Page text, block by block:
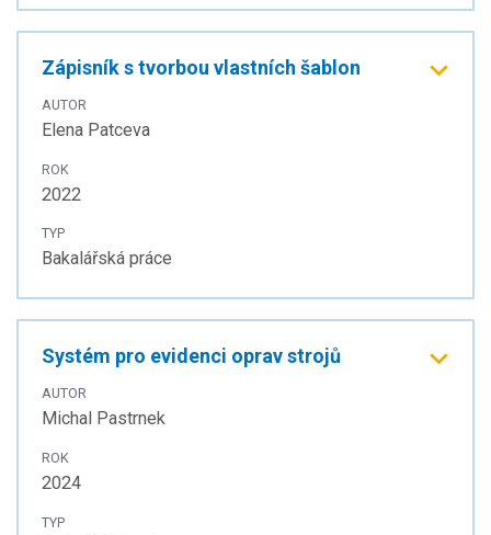
Zápisník s tvorbou vlastních šablon
AUTOR
Elena Patceva
ROK
2022
TYP
Bakalářská práce
Systém pro evidenci oprav strojů
AUTOR
Michal Pastrnek
ROK
2024
TYP